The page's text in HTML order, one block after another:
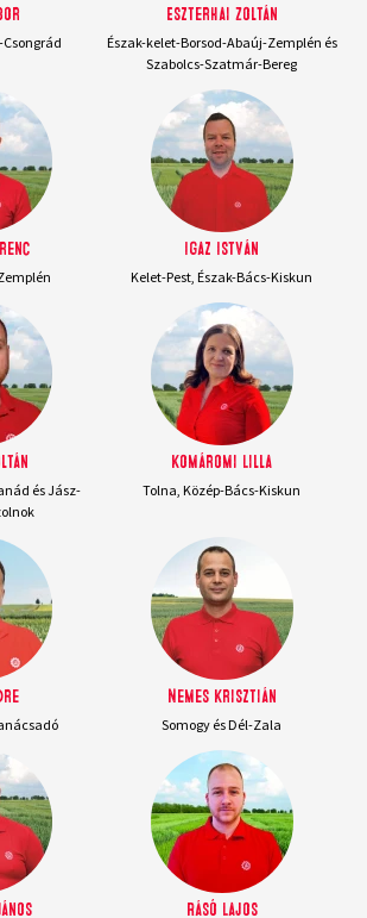
Csongrád
Eszterhai Zoltán
Észak-kelet-Borsod-Abaúj-Zemplén és
Szabolcs-Szatmár-Bereg
Igaz István
Kelet-Pest, Észak-Bács-Kiskun
és Jász-
Komáromi Lilla
Tolna, Közép-Bács-Kiskun
Nemes Krisztián
Somogy és Dél-Zala
Rásó Lajos